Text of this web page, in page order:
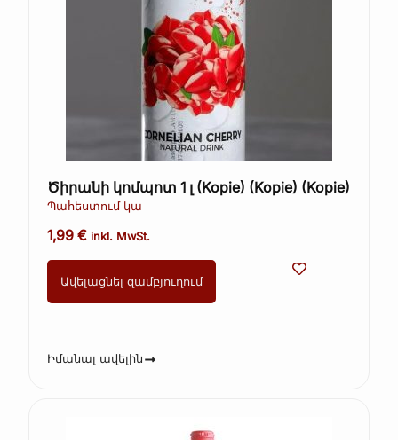
Ծիրանի կոմպոտ 1 լ (Kopie) (Kopie) (Kopie)
Պահեստում կա
1,99€ inkl. MwSt.
Ավելացնել զամբյուղում
Իմանալ ավելին